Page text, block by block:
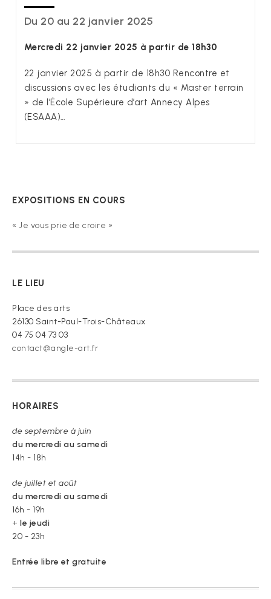
Du 20 au 22 janvier 2025
Mercredi 22 janvier 2025 à partir de 18h30
22 janvier 2025 à partir de 18h30 Rencontre et
discussions avec les étudiants du « Master terrain
» de l’École Supérieure d’art Annecy Alpes
(ESAAA)…
EXPOSITIONS EN COURS
« Je vous prie de croire »
LE LIEU
Place des arts
26130 Saint-Paul-Trois-Châteaux
04 75 04 73 03
contact@angle-art.fr
HORAIRES
de septembre à juin
du mercredi au samedi
14h - 18h
de juillet et août
du mercredi au samedi
16h - 19h
+ le jeudi
20 - 23h
Entrée libre et gratuite